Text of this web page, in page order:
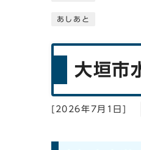
あしあと
大垣市
2026年7月1日